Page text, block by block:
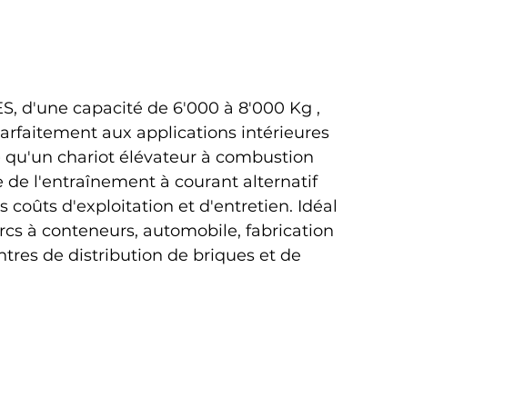
d'une capacité de 6'000 à 8'000 Kg ,
aux applications intérieures
chariot élévateur à combustion
de l'entraînement à courant alternatif
coûts d'exploitation et d'entretien. Idéal
à conteneurs, automobile, fabrication
de distribution de briques et de